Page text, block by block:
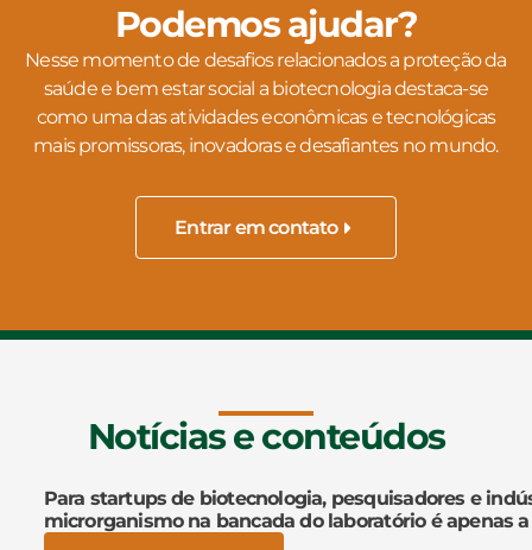
Podemos ajudar?
Nesse momento de desafios relacionados a proteção da
saúde e bem estar social a biotecnologia destaca-se
como uma das atividades econômicas e tecnológicas
mais promissoras, inovadoras e desafiantes no mundo.
Entrar em contato
Notícias e conteúdos
Para startups de biotecnologia, pesquisadores e
microrganismo na bancada do laboratório é apenas